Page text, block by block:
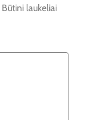
Būtini laukeliai